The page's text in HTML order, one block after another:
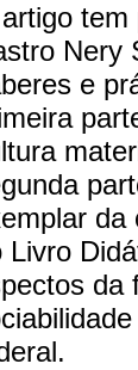
tem
Nery
e
da
Livro
da